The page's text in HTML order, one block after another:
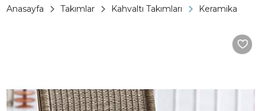
Anasayfa Takımlar Kahvaltı Takımları Keramika